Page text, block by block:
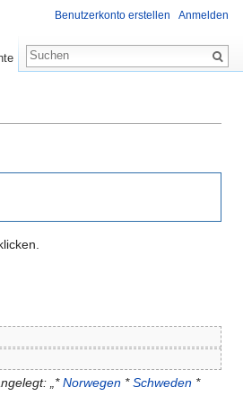
„*Norwegen*Schweden*
Benutzerkonto erstellen Anmelden